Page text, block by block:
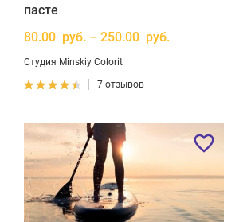
пасте
80.00 руб. – 250.00 руб.
Студия Minskiy Colorit
7 отзывов